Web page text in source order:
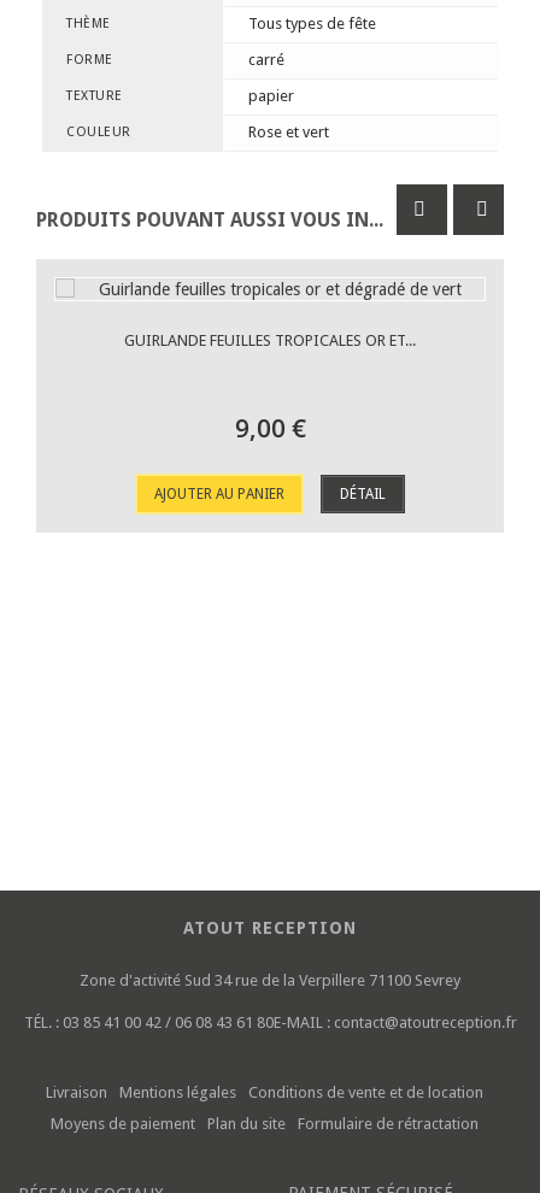
THÈME Tous types de fête
FORME carré
TEXTURE papier
COULEUR Rose et vert
PRODUITS POUVANT AUSSI VOUS INTÉRESSER
GUIRLANDE FEUILLES TROPICALES OR ET...
9,00 €
AJOUTER AU PANIER DÉTAIL
ATOUT RECEPTION
Zone d'activité Sud 34 rue de la Verpillere 71100 Sevrey
TÉL. : 03 85 41 00 42 / 06 08 43 61 80E-MAIL : contact@atoutreception.fr
Livraison Mentions légales
Conditions de vente et de location
Moyens de paiement
Plan du site Formulaire de rétractation